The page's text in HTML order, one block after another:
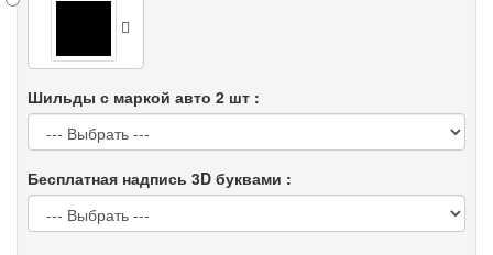
Шильды с маркой авто 2 шт :
Бесплатная надпись 3D буквами :